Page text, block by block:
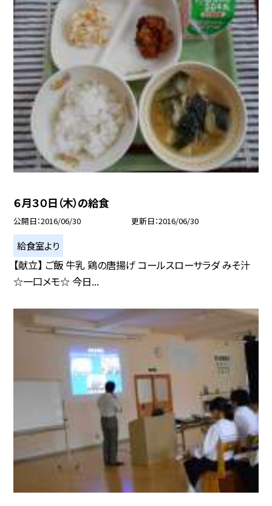
６月３０日（木）の給食
公開日 2016/06/30 更新日 2016/06/30
給食室より
【献立】 ご飯 牛乳 鶏の唐揚げ コールスローサラダ みそ汁
☆一口メモ☆ 今日...